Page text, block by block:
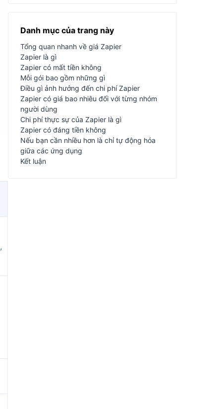
Danh mục của trang này
Tổng quan nhanh về giá Zapier
Zapier là gì
Zapier có mất tiền không
Mỗi gói bao gồm những gì
Điều gì ảnh hưởng đến chi phí Zapier
Zapier có giá bao nhiêu đối với từng nhóm
người dùng
Chi phí thực sự của Zapier là gì
Zapier có đáng tiền không
Nếu bạn cần nhiều hơn là chỉ tự động hóa
giữa các ứng dụng
Kết luận